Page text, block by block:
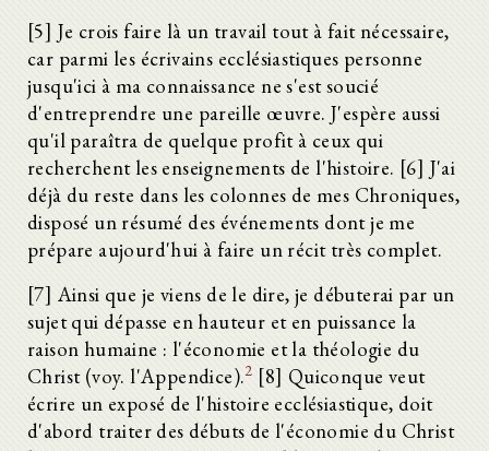
[5] Je crois faire là un travail tout à fait nécessaire,
car parmi les écrivains ecclésiastiques personne
jusqu'ici à ma connaissance ne s'est soucié
d'entreprendre une pareille œuvre. J'espère aussi
qu'il paraîtra de quelque profit à ceux qui
recherchent les enseignements de l'histoire. [6] J'ai
déjà du reste dans les colonnes de mes Chroniques,
disposé un résumé des événements dont je me
prépare aujourd'hui à faire un récit très complet.
[7] Ainsi que je viens de le dire, je débuterai par un
sujet qui dépasse en hauteur et en puissance la
raison humaine : l'économie et la théologie du
Christ (voy. l'Appendice).2 [8] Quiconque veut
écrire un exposé de l'histoire ecclésiastique, doit
d'abord traiter des débuts de l'économie du Christ